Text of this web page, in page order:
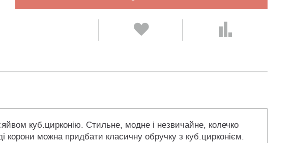
куб.цирконію. Стильне, модне і незвичайне, колечко
корони можна придбати класичну обручку з куб.цирконієм.